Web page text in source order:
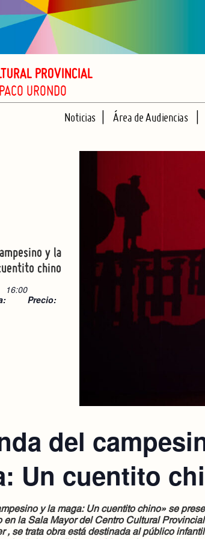
PROVINCIAL
URONDO
Noticias Área de Audiencias
y la
chino
16:00
Precio:
del
Un cuentito
y la maga: Un cuentito chino» se
en la Sala Mayor del Centro Cultural
, se trata obra está destinada al público